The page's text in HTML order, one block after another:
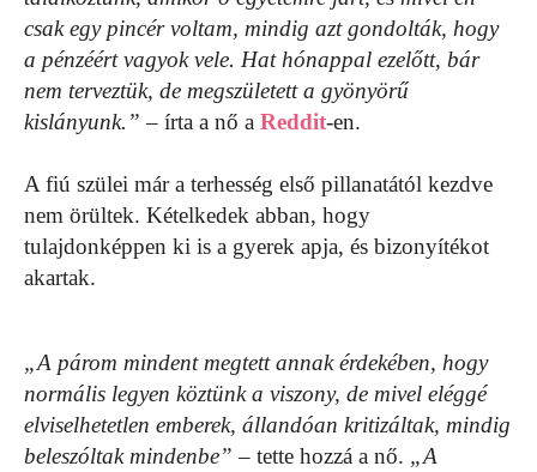
csak egy pincér voltam, mindig azt gondolták, hogy
a pénzéért vagyok vele. Hat hónappal ezelőtt, bár
nem terveztük, de megszületett a gyönyörű
kislányunk.” – írta a nő a Reddit-en.
A fiú szülei már a terhesség első pillanatától kezdve
nem örültek. Kételkedek abban, hogy
tulajdonképpen ki is a gyerek apja, és bizonyítékot
akartak.
„A párom mindent megtett annak érdekében, hogy
normális legyen köztünk a viszony, de mivel eléggé
elviselhetetlen emberek, állandóan kritizáltak, mindig
beleszóltak mindenbe” – tette hozzá a nő. „A